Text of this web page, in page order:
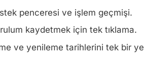
penceresi ve işlem geçmişi.
kaydetmek için tek tıklama.
ve yenileme tarihlerini tek bir